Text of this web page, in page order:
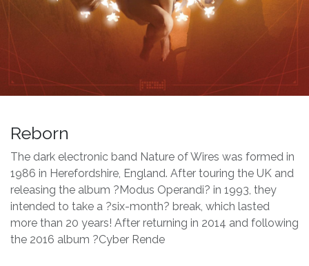
Reborn
The dark electronic band Nature of Wires was formed in
1986 in Herefordshire, England. After touring the UK and
releasing the album ?Modus Operandi? in 1993, they
intended to take a ?six-month? break, which lasted
more than 20 years! After returning in 2014 and following
the 2016 album ?Cyber Rende